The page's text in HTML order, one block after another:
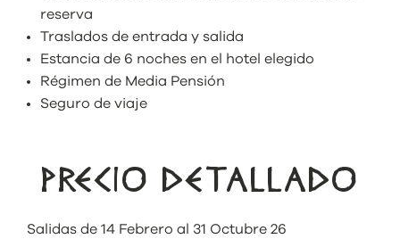
reserva
Traslados de entrada y salida
Estancia de 6 noches en el hotel elegido
Régimen de Media Pensión
Seguro de viaje
PRECIO DETALLADO
Salidas de 14 Febrero al 31 Octubre 26